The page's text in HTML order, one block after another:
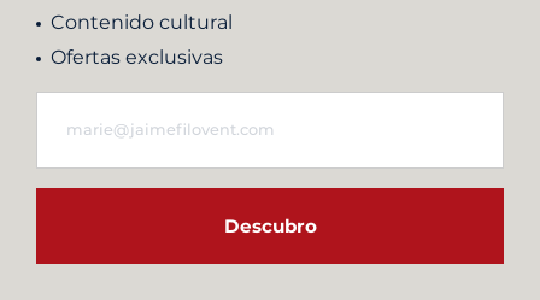
Contenido cultural
Ofertas exclusivas
Descubro